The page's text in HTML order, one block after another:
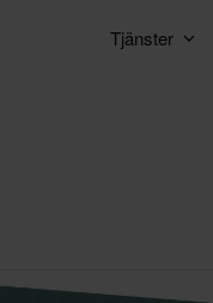
Tjänster